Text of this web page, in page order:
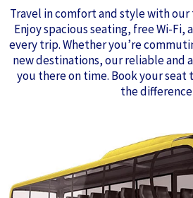
Travel in comfort and style with
Enjoy spacious seating, free Wi-
every trip. Whether you’re
new destinations, our reliable and
you there on time. Book your seat
the